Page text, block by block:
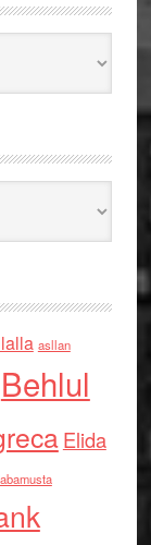
asllan
Behlul
Elida